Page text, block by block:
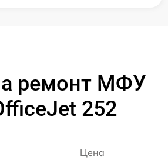
ремонт МФУ
252
Цена